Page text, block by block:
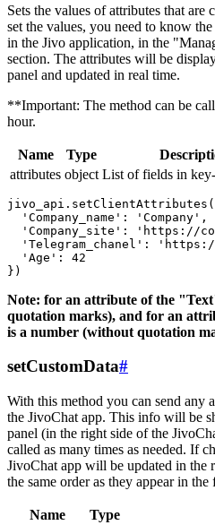
Sets the values ​​of attributes that
set the values, you need to know
in the Jivo application, in the
section. The attributes will be
panel and updated in real time.
**Important: The method can be
hour.
Name Type
attributes object List of fields in
  'Company_name': 'Company',
'Company_site': 'https://
'Telegram_chanel':
  'Age': 42
Note: for an attribute of the
quotation marks), and for an
is a number (without quotation
setCustomData#
With this method you can send any
the JivoChat app. This info will be
panel (in the right side of the
called as many times as needed. If
JivoChat app will be updated in the
the same order as they appear in the
Name Type